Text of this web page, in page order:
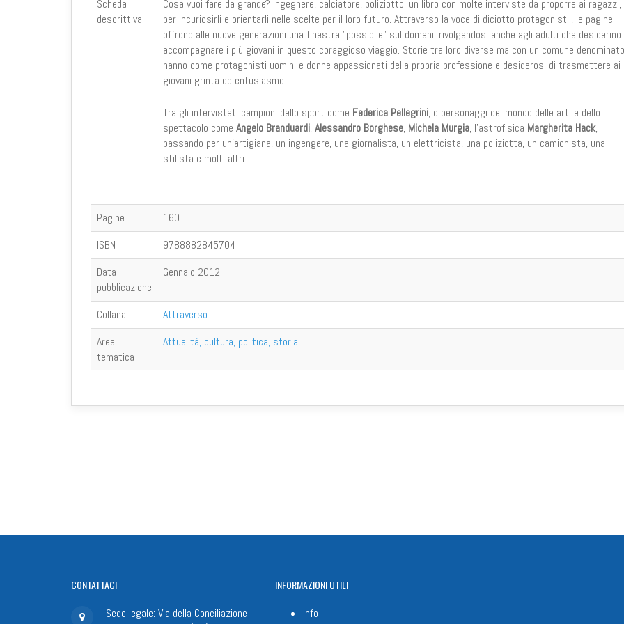
Scheda
descrittiva
Cosa vuoi fare da grande? Ingegnere, calciatore, poliziotto: un libro con molte interviste da proporre ai ragazzi,
per incuriosirli e orientarli nelle scelte per il loro futuro. Attraverso la voce di diciotto protagonistii, le pagine
offrono alle nuove generazioni una finestra "possibile" sul domani, rivolgendosi anche agli adulti che desiderino
accompagnare i più giovani in questo coraggioso viaggio. Storie tra loro diverse ma con un comune
hanno come protagonisti uomini e donne appassionati della propria professione e desiderosi di trasmettere ai
giovani grinta ed entusiasmo.
Tra gli intervistati campioni dello sport come Federica Pellegrini, o personaggi del mondo delle arti e dello
spettacolo come Angelo Branduardi, Alessandro Borghese, Michela Murgia, l'astrofisica Margherita Hack,
passando per un'artigiana, un ingengere, una giornalista, un elettricista, una poliziotta, un camionista, una
stilista e molti altri.
Pagine
160
ISBN
9788882845704
Data
pubblicazione
Gennaio 2012
Collana
Attraverso
Area
tematica
Attualità, cultura, politica, storia
CONTATTACI
Sede legale: Via della Conciliazione
INFORMAZIONIUTILI
Info